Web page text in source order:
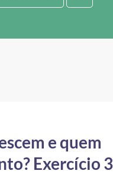
e quem
Exercício 3